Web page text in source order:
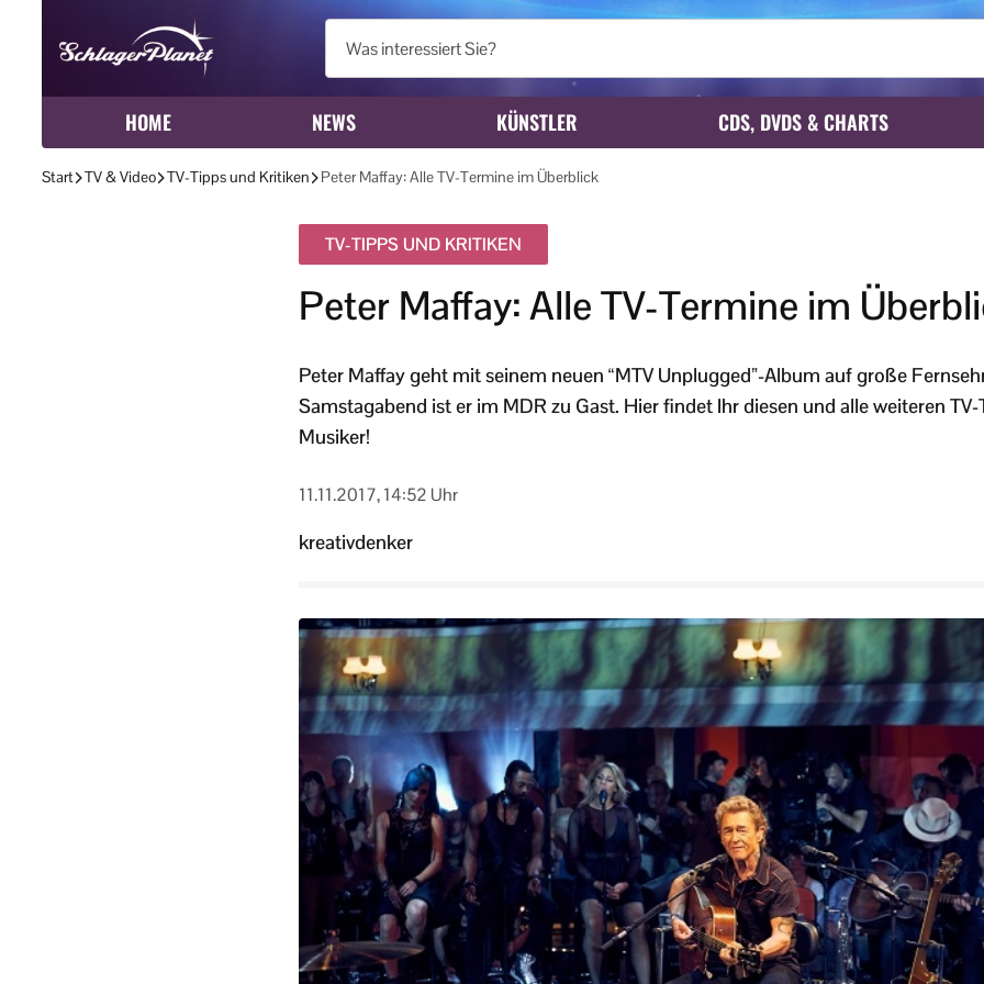
HOME NEWS KÜNSTLER CDS, DVDS & CHARTS
Start TV & Video TV-Tipps und Kritiken Peter Maffay: Alle TV-Termine im Überblick
TV-TIPPS UND KRITIKEN
Peter Maffay: Alle TV-Termine im
Peter Maffay geht mit seinem neuen “MTV Unplugged”-Album auf große
Samstagabend ist er im MDR zu Gast. Hier findet Ihr diesen und alle weiteren
Musiker!
11.11.2017, 14:52 Uhr
kreativdenker